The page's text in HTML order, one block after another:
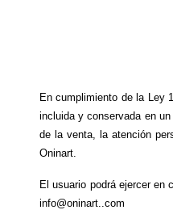
En cumplimiento de la Ley
incluida y conservada en
de la venta, la atención
Oninart.
El usuario podrá ejercer en
info@oninart..com